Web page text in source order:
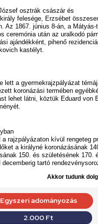
osztrák császár és
felesége, Erzsébet
Az 1867. június 8-án, a
ceremónia után az uralkodó
ajándékként, pihenő
kastélyt.
lett a gyermekrajzpályázat
koronázási termében
lehet látni, köztük Eduard von
a rajzpályázaton kívül rengeteg
a királyné koronázásának
150. és születésének 170.
decemberig tartó
Akkor tudunk